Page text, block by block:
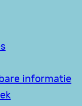
informatie